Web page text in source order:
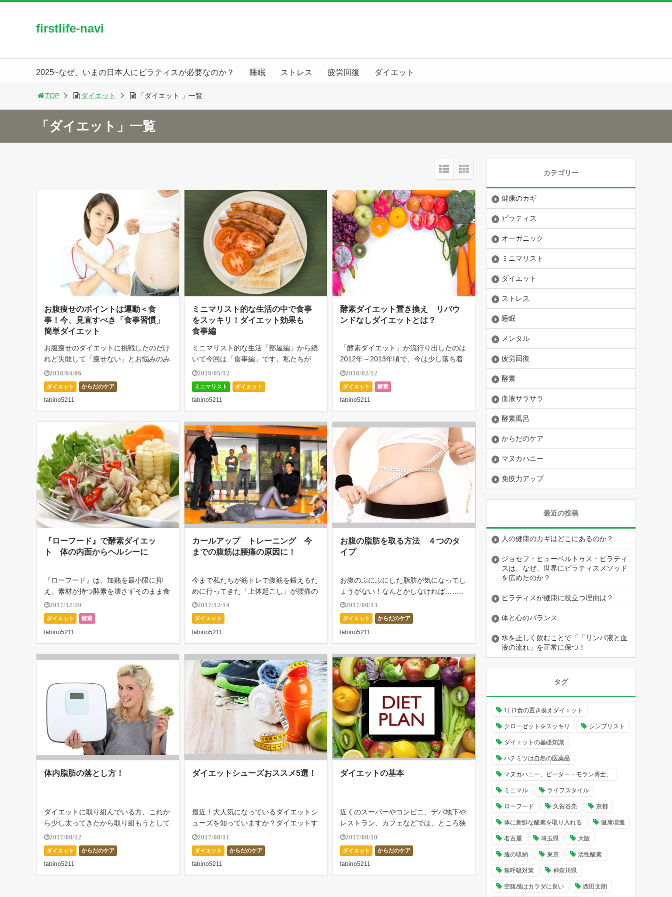
firstlife-navi
2025~なぜ、いまの日本人にピラティスが必要なのか？ 睡眠 ストレス 疲労回復 ダイエット
TOP ダイエット 「ダイエット 」一覧
「ダイエット」一覧
お腹痩せのポイントは運動＜食
事！今、見直すべき「食事習慣」
簡単ダイエット
お腹痩せのダイエットに挑戦したのだけ
れど失敗して「痩せない」とお悩みのみ
なさん！食事の習慣を変えなければと思
いつつ、仕事での人とのつながりや「美
味しいお店を見つけた」などの嬉しい情
報に惑わされることもあるし、そのなか
でな […]
2018/04/06
ダイエット からだのケア
tabino5211
ミニマリスト的な生活の中で食事
をスッキリ！ダイエット効果も
食事編
ミニマリスト的な生活「部屋編」から続
いて今回は「食事編」です。私たちが
日々の生活の中で欠かせない食事です
が、ムダを省くミニマリスト的な生活を
食事に向けていきます。ミニマリスト
は、かたちや色にこだわらないシンプル
な食器を使 […]
2018/05/12
ミニマリスト ダイエット
tabino5211
酵素ダイエット置き換え リバウ
ンドなしダイエットとは？
「酵素ダイエット」が流行り出したのは
2012年～2013年頃で、今は少し落ち着
いた感じがします。多くの芸能人やファ
ッションモデルが利用し大ブームを引き
起こしたことは記憶に新しく、インター
ネット通販でもかなりの販売本数を誇
[…]
2018/02/12
ダイエット 酵素
tabino5211
『ローフード』で酵素ダイエッ
ト 体の内面からヘルシーに
『ローフード』は、加熱を最小限に抑
え、素材が持つ酵素を壊さずそのまま食
べること。『体を内側からきれいに』と
いう考え方で、ちょっと聞き慣れないこ
とばだけれど、その由来、考え方を知る
と、なるほどと納得させられる。素材が
持つ本 […]
2017/12/20
ダイエット 酵素
tabino5211
カールアップ トレーニング 今
までの腹筋は腰痛の原因に！
今まで私たちが筋トレで腹筋を鍛えるた
めに行ってきた「上体起こし」が腰痛の
原因になる！との衝撃的なニュースがあ
り、バスケットボール協会などでは驚き
の声が広がっている。日本のバスケット
ボール協会の指導者は、腹筋のトレーニ
ング […]
2017/12/14
ダイエット
tabino5211
お腹の脂肪を取る方法 ４つのタ
イプ
お腹のぷにぷにした脂肪が気になってし
ょうがない！なんとかしなければ……..
と思っている人は男性も女性も多いので
はないでしょうか。お腹の脂肪をなくす
のは、とても無理だ…..なんて思ってし
[…]
2017/08/13
ダイエット からだのケア
tabino5211
体内脂肪の落とし方！
ダイエットに取り組んでいる方、これか
ら少し太ってきたから取り組もうとして
いる方、また今まで何度もトライして失
敗してまたもや立ち上がり！「やるぞ
～」と気合を入れている方など！シーン
はその人により、さまざまですよね！私
のいま […]
2017/08/12
ダイエット からだのケア
tabino5211
ダイエットシューズおススメ5選！
最近！大人気になっているダイエットシ
ューズを知っていますか？ダイエットす
るために考えられた靴で履いて歩くだけ
で、脂肪が燃焼して自然とフットワーク
が良くなり、からだがいつもより軽く感
じられます。ダイエットに本気で取り組
むに […]
2017/08/11
ダイエット からだのケア
tabino5211
ダイエットの基本
近くのスーパーやコンビニ、デパ地下や
レストラン、カフェなどでは、ところ狭
しと食欲をそそる色鮮やかで美味しそう
な食品と、目移りしてしまうほどの豊富
なメニューが並んでいる。近年では飽食
の時代にあって「昨日は私！ちょっと食
べ過 […]
2017/08/10
ダイエット からだのケア
tabino5211
カテゴリー
健康のカギ
ピラティス
オーガニック
ミニマリスト
ダイエット
ストレス
睡眠
メンタル
疲労回復
酵素
血液サラサラ
酵素風呂
からだのケア
マヌカハニー
免疫力アップ
最近の投稿
人の健康のカギはどこにあるのか？
ジョセフ・ヒューベルトゥス・ピラティ
スは、なぜ、世界にピラティスメソッド
を広めたのか？
ピラティスが健康に役立つ理由は？
体と心のバランス
水を正しく飲むことで「「リンパ液と血
液の流れ」を正常に保つ！
タグ
1日1食の置き換えダイエット
クローゼットをスッキリ シンプリスト
ダイエットの基礎知識
ハチミツは自然の医薬品
マヌカハニー、ピーター・モラン博士、
ミニマル ライフスタイル
ローフード 久賀谷亮 京都
体に新鮮な酸素を取り入れる 健康増進
名古屋 埼玉県 大阪
服の収納 東京 活性酸素
無呼吸対策 神奈川県
空腹感はカラダに良い 西田文朗